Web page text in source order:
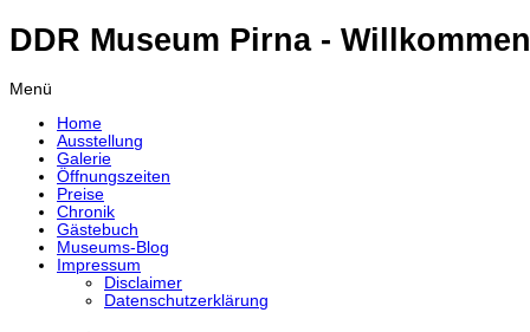
DDR Museum Pirna -
Menü
Home
Ausstellung
Galerie
Öffnungszeiten
Preise
Chronik
Gästebuch
Museums-Blog
Impressum
Disclaimer
Datenschutzerklärung